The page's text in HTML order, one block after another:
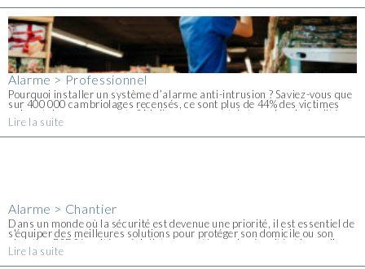
Alarme > Professionnel
Pourquoi installer un système d’alarme anti-intrusion ? Saviez-vous que
sur 400 000 cambriolages recensés, ce sont plus de 44% des victimes
qui sont des commerçants ? Malheureusement, le taux de criminalité
continue d'augmenter et de nombreux locaux commerciaux sont touchés
Lire la suite
Alarme > Chantier
Dans un monde où la sécurité est devenue une priorité, il est essentiel de
s'équiper des meilleures solutions pour protéger son domicile ou son
chantier. PSF Sécurité, spécialiste en systèmes de sécurité et Incendie,
propose [...]
Lire la suite